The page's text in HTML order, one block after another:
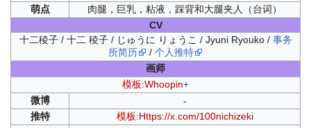
萌点
肉腿，巨乳，粘液，踩背和大腿夹人（台词）
CV
十二稜子 / 十二 稜子 / じゅうに りょうこ / Jyuni Ryouko / 事务
所简历
/ 个人推特
画师
模板:Whoopin+
微博
-
推特
模板:Https://x.com/100nichizeki